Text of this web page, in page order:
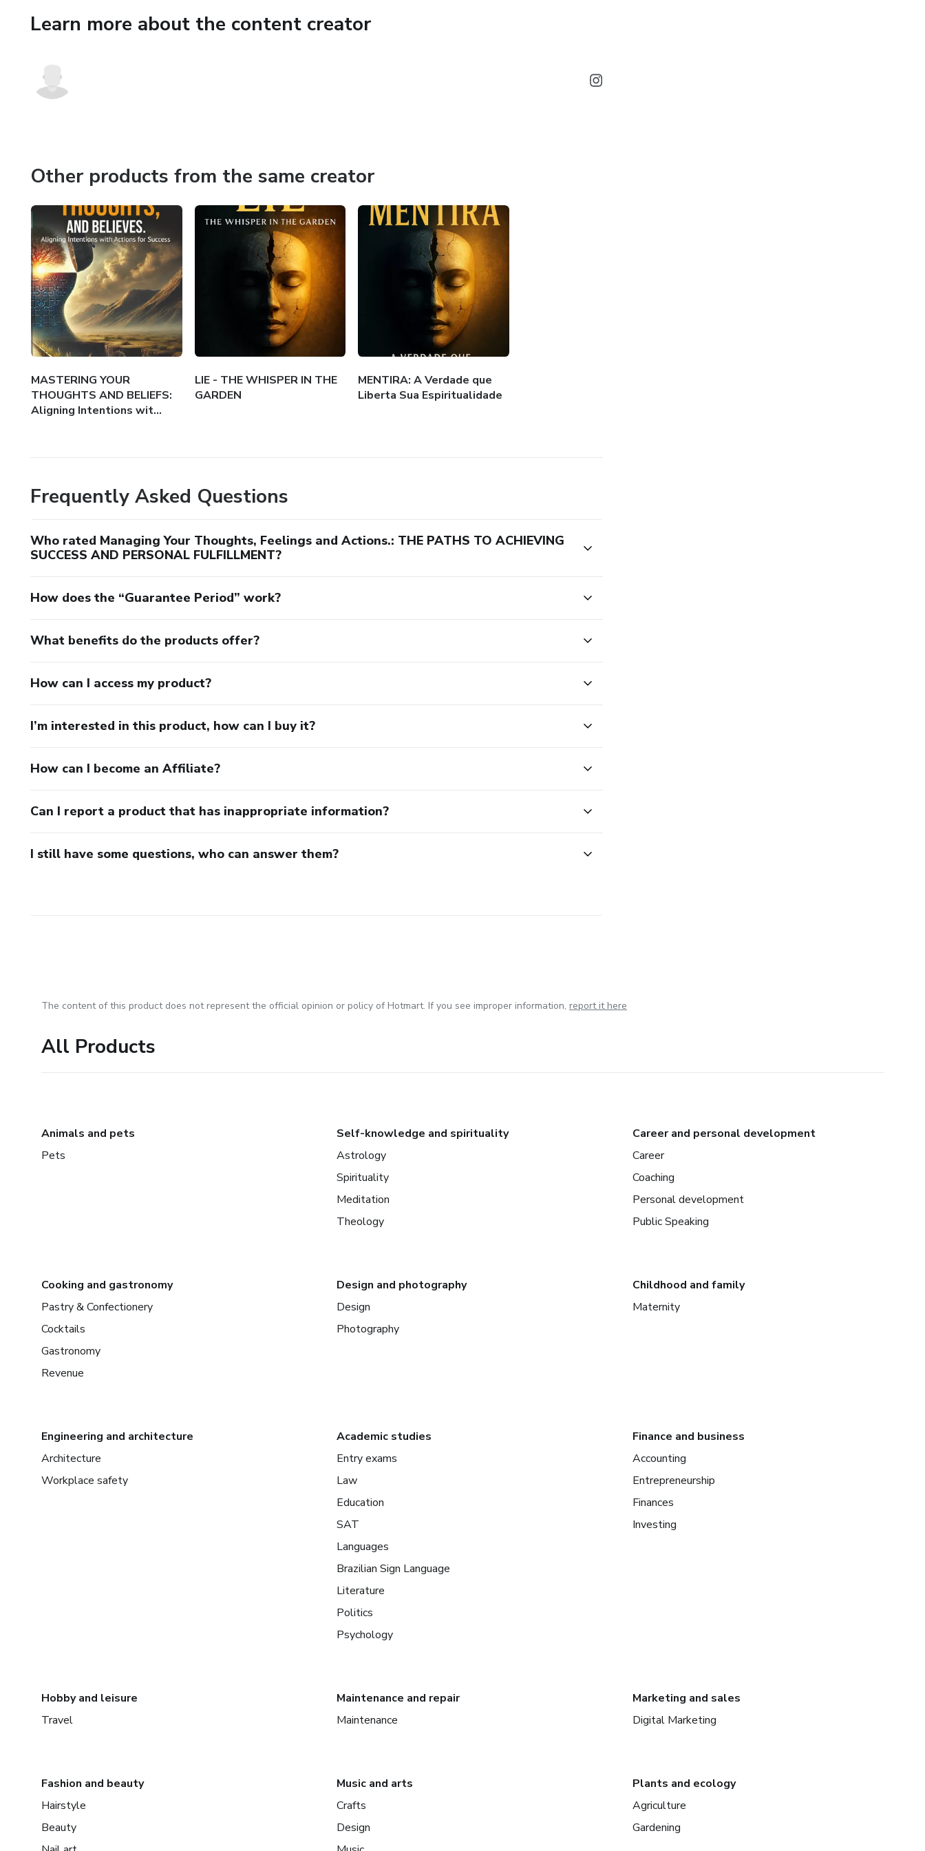
Você também aprenderá a proteger sua mente das pressões do mundo moderno, a manter
Learn more about the content creator
Other products from the same creator
MASTERING YOUR
THOUGHTS AND BELIEFS:
Aligning Intentions wit...
LIE - THE WHISPER IN THE
GARDEN
MENTIRA: A Verdade que
Liberta Sua Espiritualidade
Frequently Asked Questions
Who rated Managing Your Thoughts, Feelings and Actions.: THE PATHS TO ACHIEVING
SUCCESS AND PERSONAL FULFILLMENT?
How does the “Guarantee Period” work?
What benefits do the products offer?
How can I access my product?
I’m interested in this product, how can I buy it?
How can I become an Affiliate?
Can I report a product that has inappropriate information?
I still have some questions, who can answer them?
The content of this product does not represent the official opinion or policy of Hotmart. If you see improper information, report it here
All Products
Animals and pets
Pets
Self-knowledge and spirituality
Astrology
Spirituality
Meditation
Theology
Career and personal development
Career
Coaching
Personal development
Public Speaking
Cooking and gastronomy
Pastry & Confectionery
Cocktails
Gastronomy
Revenue
Design and photography
Design
Photography
Childhood and family
Maternity
Engineering and architecture
Architecture
Workplace safety
Academic studies
Entry exams
Law
Education
SAT
Languages
Brazilian Sign Language
Literature
Politics
Psychology
Finance and business
Accounting
Entrepreneurship
Finances
Investing
Hobby and leisure
Travel
Maintenance and repair
Maintenance
Marketing and sales
Digital Marketing
Fashion and beauty
Hairstyle
Beauty
Music and arts
Crafts
Design
Plants and ecology
Agriculture
Gardening